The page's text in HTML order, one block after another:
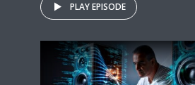
PLAY EPISODE